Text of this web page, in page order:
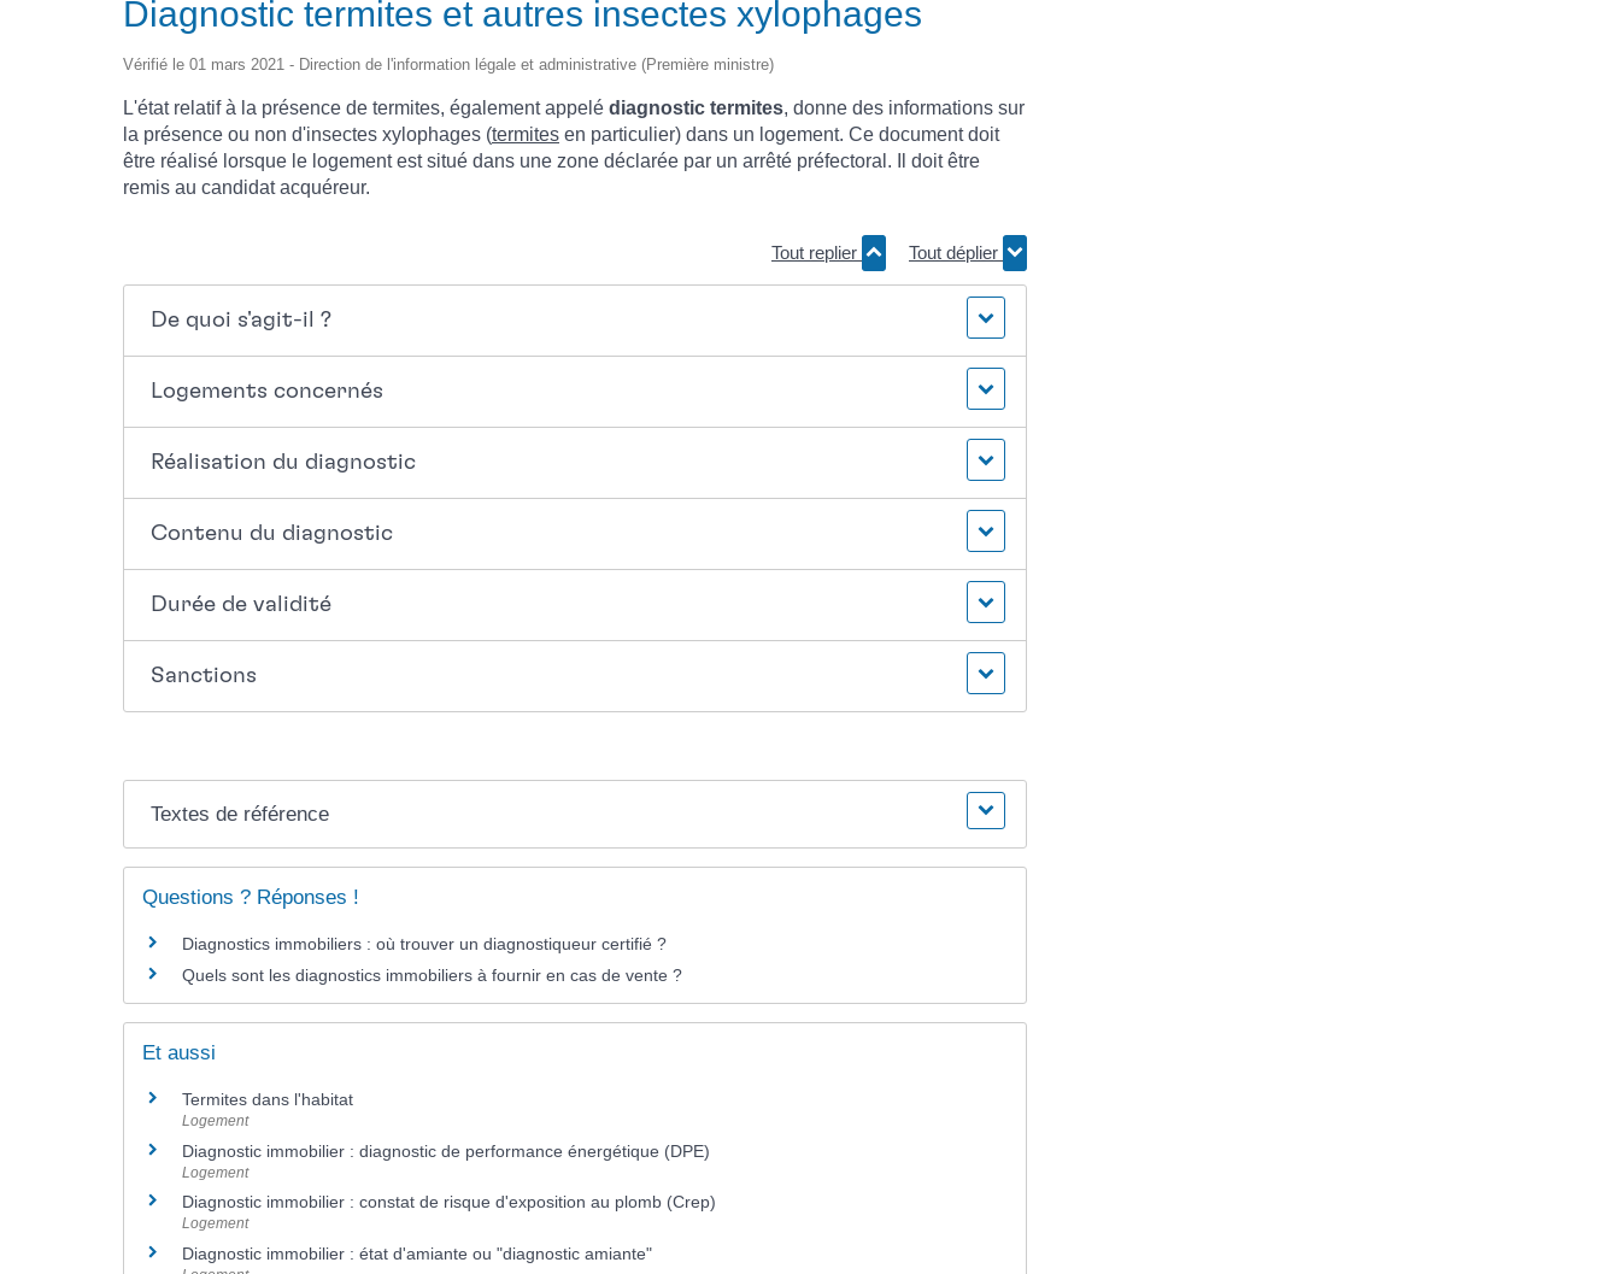
Diagnostic termites et autres insectes xylophages
Vérifié le 01 mars 2021 - Direction de l'information légale et administrative (Première ministre)
L'état relatif à la présence de termites, également appelé diagnostic termites, donne des informations sur
la présence ou non d'insectes xylophages (termites en particulier) dans un logement. Ce document doit
être réalisé lorsque le logement est situé dans une zone déclarée par un arrêté préfectoral. Il doit être
remis au candidat acquéreur.
Tout replier Tout déplier
De quoi s'agit-il ?
Logements concernés
Réalisation du diagnostic
Contenu du diagnostic
Durée de validité
Sanctions
Textes de référence
Questions ? Réponses !
Diagnostics immobiliers : où trouver un diagnostiqueur certifié ?
Quels sont les diagnostics immobiliers à fournir en cas de vente ?
Et aussi
Termites dans l'habitat
Logement
Diagnostic immobilier : diagnostic de performance énergétique (DPE)
Logement
Diagnostic immobilier : constat de risque d'exposition au plomb (Crep)
Logement
Diagnostic immobilier : état d'amiante ou "diagnostic amiante"